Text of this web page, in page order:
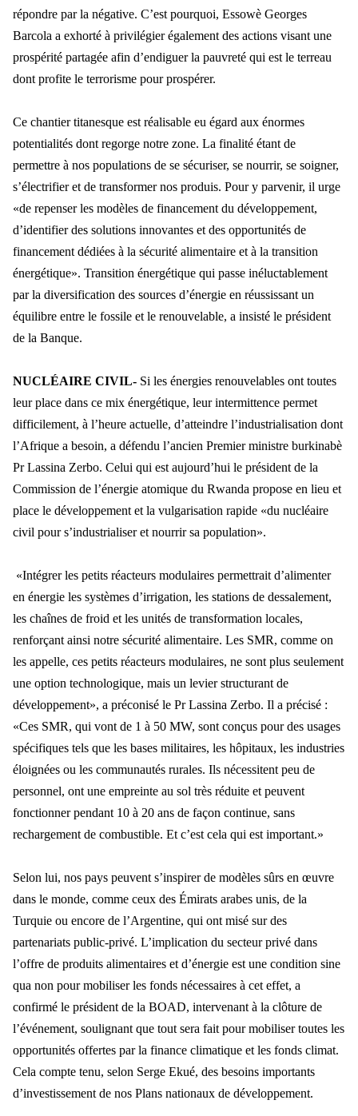
répondre par la négative. C’est pourquoi, Essowè Georges
Barcola a exhorté à privilégier également des actions visant une
prospérité partagée afin d’endiguer la pauvreté qui est le terreau
dont profite le terrorisme pourprospérer.
Ce chantier titanesque est réalisable eu égard aux énormes
potentialités dont regorge notre zone. La finalité étant de
permettre à nos populations de se sécuriser, se nourrir, se soigner,
s’électrifier et de transformer nos produis. Pour y parvenir, il urge
«de repenser les modèles de financement du développement,
d’identifier des solutions innovantes et des opportunités de
financement dédiées à la sécurité alimentaire et à la transition
énergétique». Transition énergétique qui passe inéluctablement
par la diversification des sources d’énergie en réussissant un
équilibre entre le fossile et le renouvelable, a insisté le président
de la Banque.
NUCLÉAIRE CIVIL- Si les énergies renouvelables ont toutes
leur place dans ce mix énergétique, leur intermittence permet
difficilement, à l’heure actuelle, d’atteindre l’industrialisation dont
l’Afrique a besoin, a défendu l’ancien Premier ministre burkinabè
Pr Lassina Zerbo. Celui qui est aujourd’hui le président de la
Commission de l’énergie atomique du Rwanda propose en lieu et
place le développement et la vulgarisation rapide «du nucléaire
civil pour s’industrialiser et nourrir sa population».
«Intégrer les petits réacteurs modulaires permettrait d’alimenter
en énergie les systèmes d’irrigation, les stations de dessalement,
les chaînes de froid et les unités de transformation locales,
renforçant ainsi notre sécurité alimentaire. Les SMR, comme on
les appelle, ces petits réacteurs modulaires, ne sont plus seulement
une option technologique, mais un levier structurant de
développement», a préconisé le Pr Lassina Zerbo. Il a précisé :
«Ces SMR, qui vont de 1 à 50 MW, sont conçus pour des usages
spécifiques tels que les bases militaires, les hôpitaux, les industries
éloignées ou les communautés rurales. Ils nécessitent peu de
personnel, ont une empreinte au sol très réduite et peuvent
fonctionner pendant 10 à 20 ans de façon continue, sans
rechargement de combustible. Et c’est cela qui est important.»
Selon lui, nos pays peuvent s’inspirer de modèles sûrs en œuvre
dans le monde, comme ceux des Émirats arabes unis, de la
Turquie ou encore de l’Argentine, qui ont misé sur des
partenariats public-privé. L’implication du secteur privé dans
l’offre de produits alimentaires et d’énergie est une condition sine
qua non pour mobiliser les fonds nécessaires à cet effet, a
confirmé le président de la BOAD, intervenant à la clôture de
l’événement, soulignant que tout sera fait pour mobiliser toutes les
opportunités offertes par la finance climatique et les fonds climat.
Cela compte tenu, selon Serge Ekué, des besoins importants
d’investissement de nos Plans nationaux de développement.